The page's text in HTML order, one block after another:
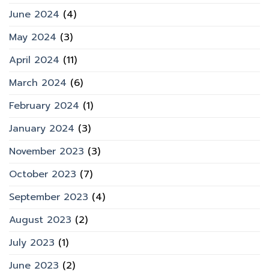
June 2024 (4)
May 2024 (3)
April 2024 (11)
March 2024 (6)
February 2024 (1)
January 2024 (3)
November 2023 (3)
October 2023 (7)
September 2023 (4)
August 2023 (2)
July 2023 (1)
June 2023 (2)